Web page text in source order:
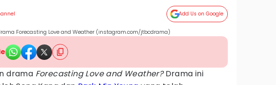
Add Us on Google
Forecasting Love and Weather (instagram.com/jtbcdrama)
drama Forecasting Love and Weather?Drama ini